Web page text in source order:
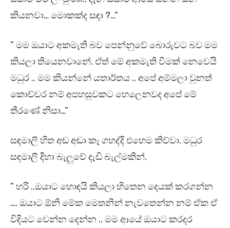
කියනවා… මොකක්ද සඳා ?…”
” මම ඔයාට අකමැති බව පෙන්නුවේ බොරුවට බව මම
කියලා තියෙනවානේ. ඒත් මේ අකමැති වීමක් නෙවෙයි
මධුර .. මම කියන්නේ යතාර්තය .. අපේ අම්මලා වුනත්
කොච්චර නම් අපහසුවකට හෙලෙනවද අපේ මේ
තීරණේ නිසා…”
සඳමාලි හිත අඬ අඬා කෑ ගහද්දි එහෙම කිව්වා. මධුර
සඳමාලි දිහා බැලුවේ දැඩි බැල්මකින්.
” හරි ..ඔයාට හොඳයි කියලා හිතෙන දෙයක් කරගන්න
…. ඔයාට ඕනි මේක මෙතනින් නැවතෙන්න නම් ඒක ඒ
විදියට වෙන්න දෙන්න .. මම ආයේ ඔයාට කරදර